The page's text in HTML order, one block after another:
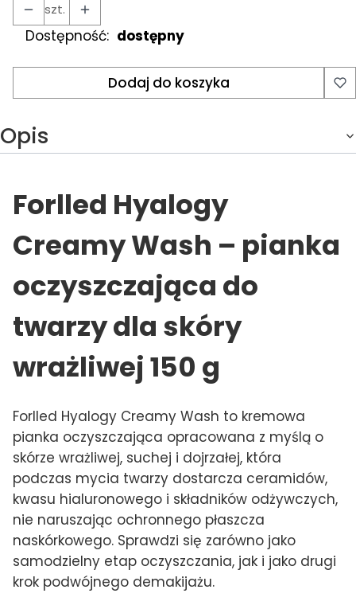
szt.
Dostępność: dostępny
Dodaj do koszyka
Opis
Forlled Hyalogy
Creamy Wash – pianka
oczyszczająca do
twarzy dla skóry
wrażliwej 150 g
Forlled Hyalogy Creamy Wash to kremowa
pianka oczyszczająca opracowana z myślą o
skórze wrażliwej, suchej i dojrzałej, która
podczas mycia twarzy dostarcza ceramidów,
kwasu hialuronowego i składników odżywczych,
nie naruszając ochronnego płaszcza
naskórkowego. Sprawdzi się zarówno jako
samodzielny etap oczyszczania, jak i jako drugi
krok podwójnego demakijażu.